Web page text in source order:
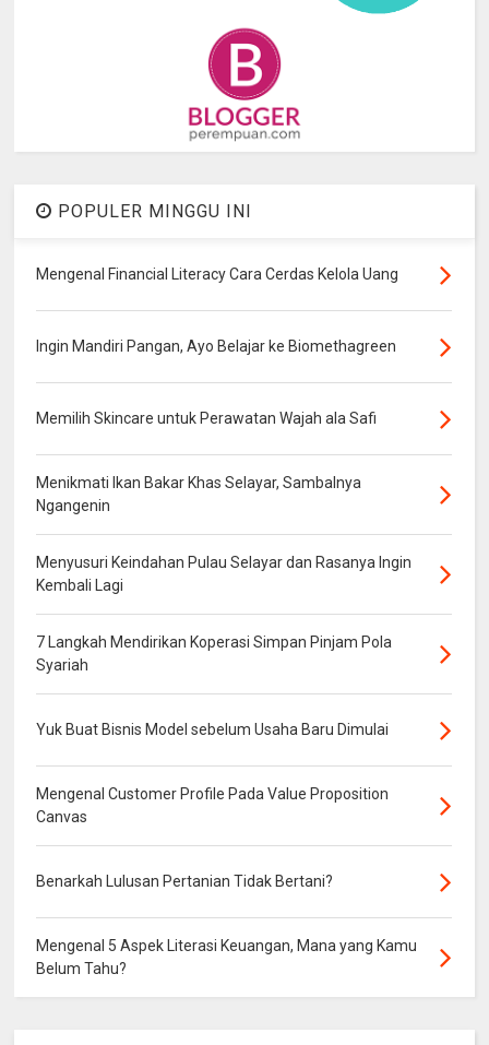
POPULER MINGGU INI
Mengenal Financial Literacy Cara Cerdas Kelola Uang
Ingin Mandiri Pangan, Ayo Belajar ke Biomethagreen
Memilih Skincare untuk Perawatan Wajah ala Safi
Menikmati Ikan Bakar Khas Selayar, Sambalnya
Ngangenin
Menyusuri Keindahan Pulau Selayar dan Rasanya Ingin
Kembali Lagi
7 Langkah Mendirikan Koperasi Simpan Pinjam Pola
Syariah
Yuk Buat Bisnis Model sebelum Usaha Baru Dimulai
Mengenal Customer Profile Pada Value Proposition
Canvas
Benarkah Lulusan Pertanian Tidak Bertani?
Mengenal 5 Aspek Literasi Keuangan, Mana yang Kamu
Belum Tahu?